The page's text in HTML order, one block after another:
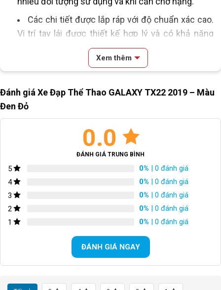
Các chi tiết được lắp ráp với độ chuẩn xác cao.
Vị trí tay lái được thiết kế hợp lý và có khả năng
chống trượt, đảm bảo an toàn cho người điều
khiển, đặc biệt là khi phải lái xe trong một thời gian
dài.
Xe đạp địa hình TX22″ là một trong những mẫu
xe đạp địa hình đang rất được ưa chuộng. Xe đạp
có những ưu điểm vượt trội sẽ mang đến cho bạn
những trải nghiệm thú vị khi sử dụng.
Lưu ý: Trọng lượng có thể thay đổi dựa trên kích
cỡ, chất liệu hoàn thiện, chi tiết kim loại và các phụ
kiện.
Thông số kỹ thuật
Tĩnh điện, tem chìm
Xem thêm
Đánh giá Xe Đạp Thể Thao GALAXY TX22 2019 – Màu
Đen Đỏ
0.0
ĐÁNH GIÁ TRUNG BÌNH
5 0% | 0 đánh giá
4
0% | 0 đánh giá
3
0% | 0 đánh giá
2
0% | 0 đánh giá
1
0% | 0 đánh giá
ĐÁNH GIÁ NGAY